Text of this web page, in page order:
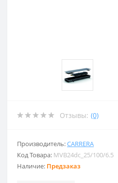
Отзывы: (0)
Производитель:CARRERA
Код Товара: MVB24dc_25/100/6.5
Наличие: Предзаказ